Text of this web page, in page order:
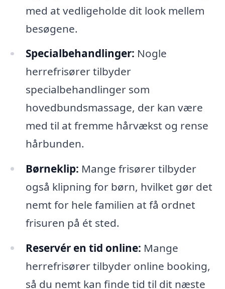
med at vedligeholde dit look mellem
besøgene.
Specialbehandlinger: Nogle
herrefrisører tilbyder
specialbehandlinger som
hovedbundsmassage, der kan være
med til at fremme hårvækst og rense
hårbunden.
Børneklip: Mange frisører tilbyder
også klipning for børn, hvilket gør det
nemt for hele familien at få ordnet
frisuren på ét sted.
Reservér en tid online: Mange
herrefrisører tilbyder online booking,
så du nemt kan finde tid til dit næste